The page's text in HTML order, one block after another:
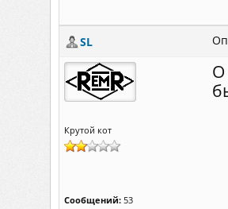
SL
Крутой кот
Сообщений: 53
О